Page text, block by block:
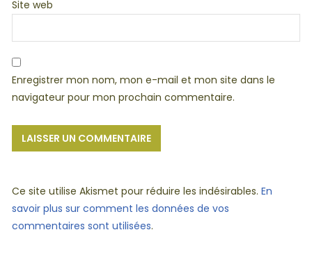
Site web
Enregistrer mon nom, mon e-mail et mon site dans le
navigateur pour mon prochain commentaire.
Ce site utilise Akismet pour réduire les indésirables. En
savoir plus sur comment les données de vos
commentaires sont utilisées.